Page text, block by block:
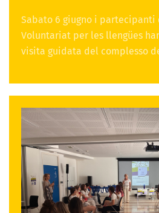
Sabato 6 giugno i
Voluntariat per les llengües
visita guidata del complesso